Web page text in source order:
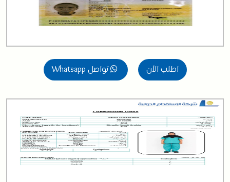
اطلب الآن تواصل Whatsapp